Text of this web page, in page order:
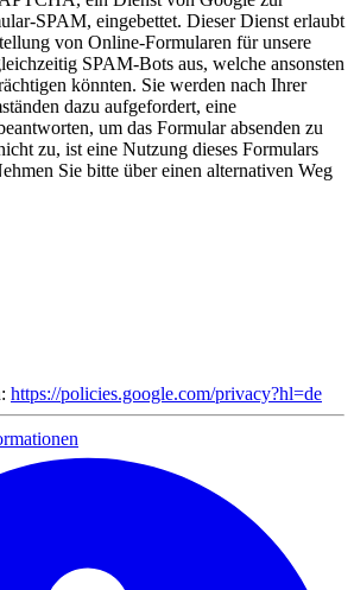
SPAM, eingebettet. Dieser Dienst erlaubt
von Online-Formularen für unsere
SPAM-Bots aus, welche ansonsten
könnten. Sie werden nach Ihrer
dazu aufgefordert, eine
um das Formular absenden zu
zu, ist eine Nutzung dieses Formulars
Sie bitte über einen alternativen Weg
https://policies.google.com/privacy?hl=de